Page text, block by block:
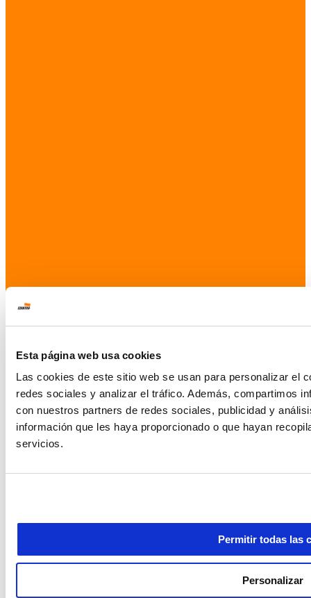
Esta página web usa cookies
Las cookies de este sitio web se usan para personalizar el
redes sociales y analizar el tráfico. Además, compartimos
con nuestros partners de redes sociales, publicidad y
información que les haya proporcionado o que hayan
servicios.
Permitir todas las
Personalizar